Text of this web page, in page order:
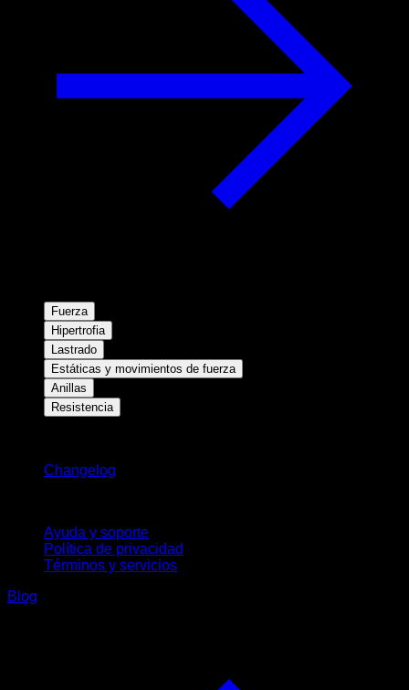
Fuerza
Hipertrofia
Lastrado
Estáticas y movimientos de fuerza
Anillas
Resistencia
Changelog
Ayuda y soporte
Política de privacidad
Términos y servicios
Blog